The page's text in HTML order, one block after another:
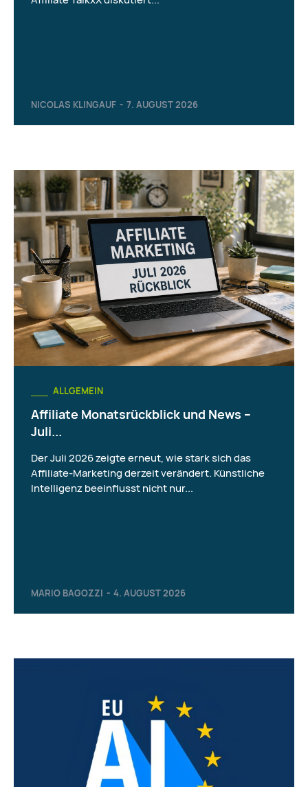
NICOLAS KLINGAUF - 7. AUGUST 2026
ALLGEMEIN
Affiliate Monatsrückblick und News –
Juli...
MARIO BAGOZZI - 4. AUGUST 2026
Der Juli 2026 zeigte erneut, wie stark sich das
Affiliate-Marketing derzeit verändert. Künstliche
Intelligenz beeinflusst nicht nur...